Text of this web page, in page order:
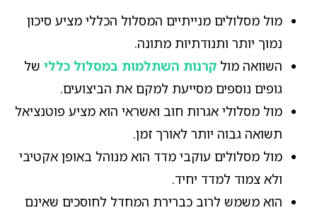
מול מסלולים מנייתיים המסלול הכללי מציע סיכון
נמוך יותר ותנודתיות מתונה.
השוואה מול קרנות השתלמות במסלול כללישל
גופים נוספים מסייעת למקם את הביצועים.
מול מסלולי אגרות חוב ואשראי הוא מציע פוטנציאל
תשואה גבוה יותר לאורך זמן.
מול מסלולים עוקבי מדד הוא מנוהל באופן אקטיבי
ולא צמוד למדד יחיד.
הוא משמש לרוב כברירת המחדל לחוסכים שאינם